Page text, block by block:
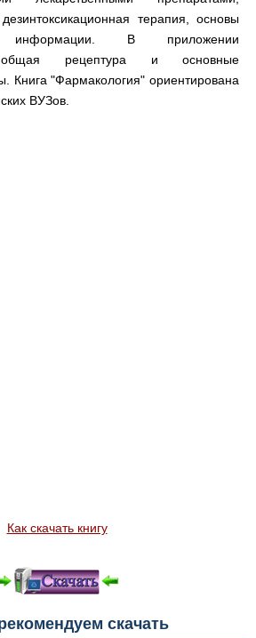
и неотложной помощи
и инструментальных
терапия, основы
информации. В приложении
общая рецептура и основные
Книга "Фармакология" ориентирована
ВУЗов.
Как скачать книгу
скачать